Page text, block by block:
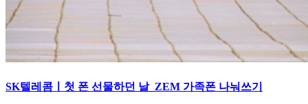
SK텔레콤ㅣ첫 폰 선물하던 날_ZEM 가족폰 나눠쓰기